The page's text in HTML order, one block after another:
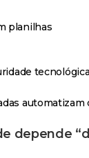
planilhas
automatizam
depende